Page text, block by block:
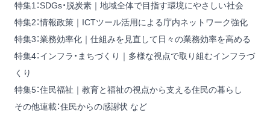
特集1：SDGs・脱炭素｜地域全体で目指す環境にやさしい社会
特集2：情報政策｜ICTツール活用による庁内ネットワーク強化
特集3：業務効率化｜仕組みを見直して日々の業務効率を高める
特集4：インフラ・まちづくり｜多様な視点で取り組むインフラづ
くり
特集5：住民福祉｜教育と福祉の視点から支える住民の暮らし
その他連載：住民からの感謝状 など